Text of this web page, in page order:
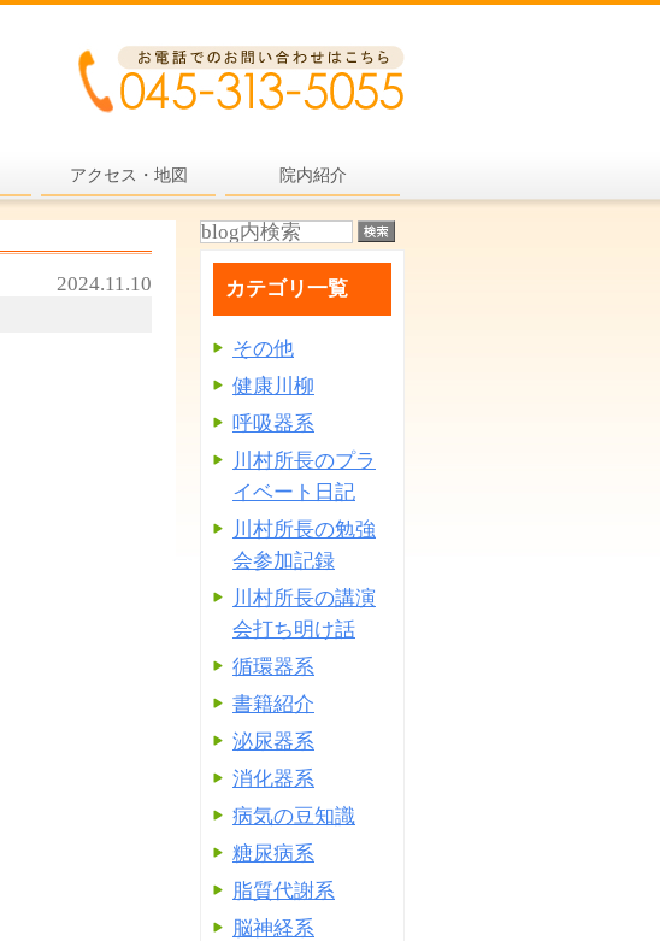
アクセス・地図 院内紹介
2024.11.10
カテゴリ一覧
その他
健康川柳
呼吸器系
川村所長のプラ
イベート日記
川村所長の勉強
会参加記録
川村所長の講演
会打ち明け話
循環器系
書籍紹介
泌尿器系
消化器系
病気の豆知識
糖尿病系
脂質代謝系
脳神経系